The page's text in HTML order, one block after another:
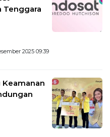
Tenggara
2025 09:39
Keamanan